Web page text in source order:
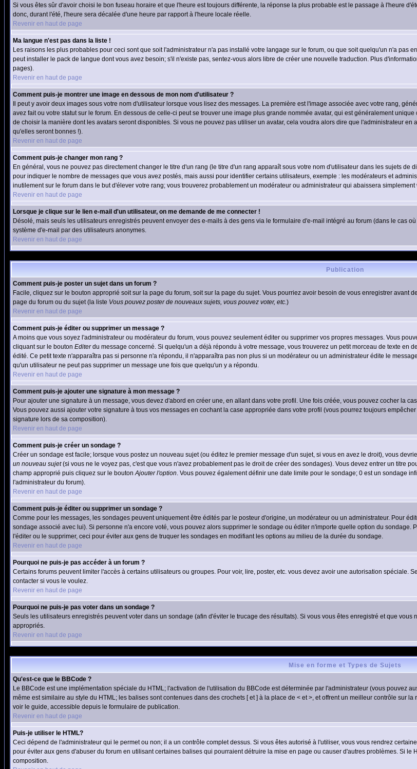
Si vous êtes sûr d'avoir choisi le bon fuseau horaire et que l'heure est toujours différente, la réponse la plus probable est le passage à l'heure
donc, durant l'été, l'heure sera décalée d'une heure par rapport à l'heure locale réelle.
Revenir en haut de page
Ma langue n'est pas dans la liste !
Les raisons les plus probables pour ceci sont que soit l'administrateur n'a pas installé votre langage sur le forum, ou que soit quelqu'un n'a pas
peut installer le pack de langue dont vous avez besoin; s'il n'existe pas, sentez-vous alors libre de créer une nouvelle traduction. Plus
pages).
Revenir en haut de page
Comment puis-je montrer une image en dessous de mon nom d'utilisateur ?
Il peut y avoir deux images sous votre nom d'utilisateur lorsque vous lisez des messages. La première est l'image associée avec votre rang,
avez fait ou votre statut sur le forum. En dessous de celle-ci peut se trouver une image plus grande nommée avatar, qui est généralement
de choisir la manière dont les avatars seront disponibles. Si vous ne pouvez pas utiliser un avatar, cela voudra alors dire que l'administrateur
qu'elles seront bonnes !).
Revenir en haut de page
Comment puis-je changer mon rang ?
En général, vous ne pouvez pas directement changer le titre d'un rang (le titre d'un rang apparaît sous votre nom d'utilisateur dans les sujets
pour indiquer le nombre de messages que vous avez postés, mais aussi pour identifier certains utilisateurs, exemple : les modérateurs et
inutilement sur le forum dans le but d'élever votre rang; vous trouverez probablement un modérateur ou administrateur qui abaissera
Revenir en haut de page
Lorsque je clique sur le lien e-mail d'un utilisateur, on me demande de me connecter !
Désolé, mais seuls les utilisateurs enregistrés peuvent envoyer des e-mails à des gens via le formulaire d'e-mail intégré au forum (dans le cas
système d'e-mail par des utilisateurs anonymes.
Revenir en haut de page
Publication
Comment puis-je poster un sujet dans un forum ?
Facile, cliquez sur le bouton approprié soit sur la page du forum, soit sur la page du sujet. Vous pourriez avoir besoin de vous enregistrer
page du forum ou du sujet (la liste Vous pouvez poster de nouveaux sujets, vous pouvez voter, etc.)
Revenir en haut de page
Comment puis-je éditer ou supprimer un message ?
A moins que vous soyez l'administrateur ou modérateur du forum, vous pouvez seulement éditer ou supprimer vos propres messages. Vous
cliquant sur le bouton Editerdu message concerné. Si quelqu'un a déjà répondu à votre message, vous trouverez un petit morceau de texte en
édité. Ce petit texte n'apparaîtra pas si personne n'a répondu, il n'apparaîtra pas non plus si un modérateur ou un administrateur édite le
qu'un utilisateur ne peut pas supprimer un message une fois que quelqu'un y a répondu.
Revenir en haut de page
Comment puis-je ajouter une signature à mon message ?
Pour ajouter une signature à un message, vous devez d'abord en créer une, en allant dans votre profil. Une fois créée, vous pouvez cocher la
Vous pouvez aussi ajouter votre signature à tous vos messages en cochant la case appropriée dans votre profil (vous pourrez toujours
signature lors de sa composition).
Revenir en haut de page
Comment puis-je créer un sondage ?
Créer un sondage est facile; lorsque vous postez un nouveau sujet (ou éditez le premier message d'un sujet, si vous en avez le droit), vous
un nouveau sujet(si vous ne le voyez pas, c'est que vous n'avez probablement pas le droit de créer des sondages). Vous devez entrer un titre
champ approprié puis cliquez sur le boutonAjouter l'option. Vous pouvez également définir une date limite pour le sondage; 0 est un sondage
l'administrateur du forum).
Revenir en haut de page
Comment puis-je éditer ou supprimer un sondage ?
Comme pour les messages, les sondages peuvent uniquement être édités par le posteur d'origine, un modérateur ou un administrateur. Pour
sondage associé avec lui). Si personne n'a encore voté, vous pouvez alors supprimer le sondage ou éditer n'importe quelle option du
l'éditer ou le supprimer, ceci pour éviter aux gens de truquer les sondages en modifiant les options au milieu de la durée du sondage.
Revenir en haut de page
Pourquoi ne puis-je pas accéder à un forum ?
Certains forums peuvent limiter l'accès à certains utilisateurs ou groupes. Pour voir, lire, poster, etc. vous devez avoir une autorisation spéciale.
contacter si vous le voulez.
Revenir en haut de page
Pourquoi ne puis-je pas voter dans un sondage ?
Seuls les utilisateurs enregistrés peuvent voter dans un sondage (afin d'éviter le trucage des résultats). Si vous vous êtes enregistré et que
appropriés.
Revenir en haut de page
Mise en forme et Types de Sujets
Qu'est-ce que le BBCode ?
Le BBCode est une implémentation spéciale du HTML; l'activation de l'utilisation du BBCode est déterminée par l'administrateur (vous pouvez
même est similaire au style du HTML; les balises sont contenues dans des crochets [ et ] à la place de < et >, et offrent un meilleur contrôle sur
voir le guide, accessible depuis le formulaire de publication.
Revenir en haut de page
Puis-je utiliser le HTML?
Ceci dépend de l'administrateur qui le permet ou non; il a un contrôle complet dessus. Si vous êtes autorisé à l'utiliser, vous vous rendrez
pour éviter aux gens d'abuser du forum en utilisant certaines balises qui pourraient détruire la mise en page ou causer d'autres problèmes. Si
composition.